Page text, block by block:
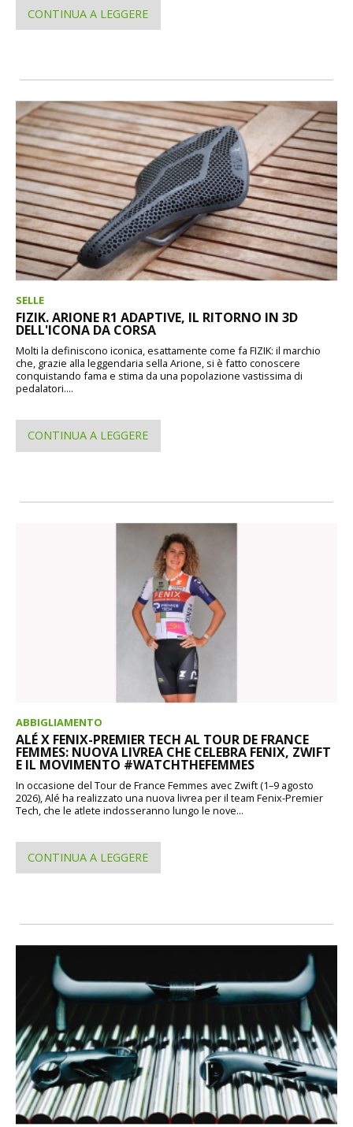
CONTINUA A LEGGERE
SELLE
FIZIK. ARIONE R1 ADAPTIVE, IL RITORNO IN 3D
DELL'ICONA DA CORSA
Molti la definiscono iconica, esattamente come fa FIZIK: il marchio
che, grazie alla leggendaria sella Arione, si è fatto conoscere
conquistando fama e stima da una popolazione vastissima di
pedalatori....
CONTINUA A LEGGERE
ABBIGLIAMENTO
ALÉ X FENIX-PREMIER TECH AL TOUR DE FRANCE
FEMMES: NUOVA LIVREA CHE CELEBRA FENIX, ZWIFT
E IL MOVIMENTO #WATCHTHEFEMMES
In occasione del Tour de France Femmes avec Zwift (1–9 agosto
2026), Alé ha realizzato una nuova livrea per il team Fenix-Premier
Tech, che le atlete indosseranno lungo le nove...
CONTINUA A LEGGERE